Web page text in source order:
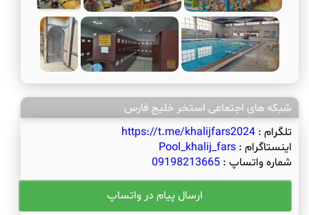
شبکه های اجتماعی استخر خلیج فارس
تلگرام :https://t.me/khalijfars2024
اینستاگرام :Pool_khalij_fars
شماره واتساپ :09198213665
ارسال پیام در واتساپ